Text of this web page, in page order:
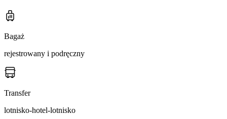
Bagaż
rejestrowany i podręczny
Transfer
lotnisko-hotel-lotnisko